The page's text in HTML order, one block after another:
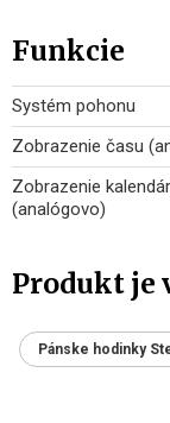
Funkcie
Systém pohonu
Zobrazenie času
Zobrazenie
(analógovo)
Produkt je
Pánske hodinky